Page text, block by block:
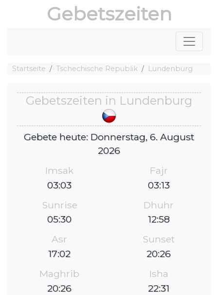
Gebetszeiten
Startseite Tschechische Republik Lundenburg
Gebetszeiten in Lundenburg
Gebete heute: Donnerstag, 6. August
2026
Imsak
03:03
Fajr
03:13
Sunrise
05:30
Dhuhr
12:58
Asr
17:02
Sunset
20:26
Maghrib
20:26
Isha
22:31